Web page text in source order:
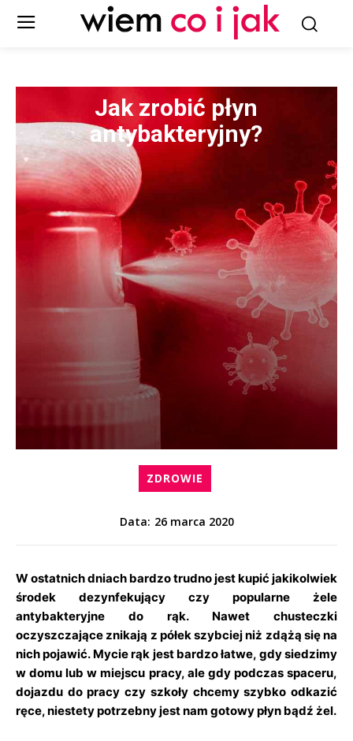
Jak zrobić płyn
antybakteryjny?
ZDROWIE
Data: 26 marca 2020
W ostatnich dniach bardzo trudno jest kupić jakikolwiek
środek dezynfekujący czy popularne żele
antybakteryjne do rąk. Nawet chusteczki
oczyszczające znikają z półek szybciej niż zdążą się na
nich pojawić. Mycie rąk jest bardzo łatwe, gdy siedzimy
w domu lub w miejscu pracy, ale gdy podczas spaceru,
dojazdu do pracy czy szkoły chcemy szybko odkazić
ręce, niestety potrzebny jest nam gotowy płyn bądź żel.